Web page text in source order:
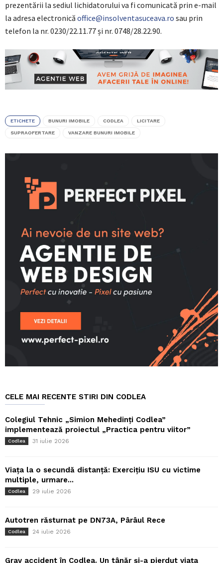
prezentării la sediul lichidatorului va fi comunicată prin e-mail
la adresa electronică office@insolventasuceava.ro sau prin
telefon la nr. 0230/22.11.77 și nr. 0748/28.22.90.
ETICHETE BUNURI IMOBILE CODLEA LICITARE
SUPRAOFERTARE VANZARE BUNURI IMOBILE
CELE MAI RECENTE STIRI DIN CODLEA
Colegiul Tehnic „Simion Mehedinți Codlea”
implementează proiectul „Practica pentru viitor”
Codlea 31 iulie 2026
Viața la o secundă distanță: Exercițiu ISU cu victime
multiple, urmare...
Codlea 29 iulie 2026
Autotren răsturnat pe DN73A, Pârâul Rece
Codlea 24 iulie 2026
Grav accident în Codlea. Un tânăr și-a pierdut viața